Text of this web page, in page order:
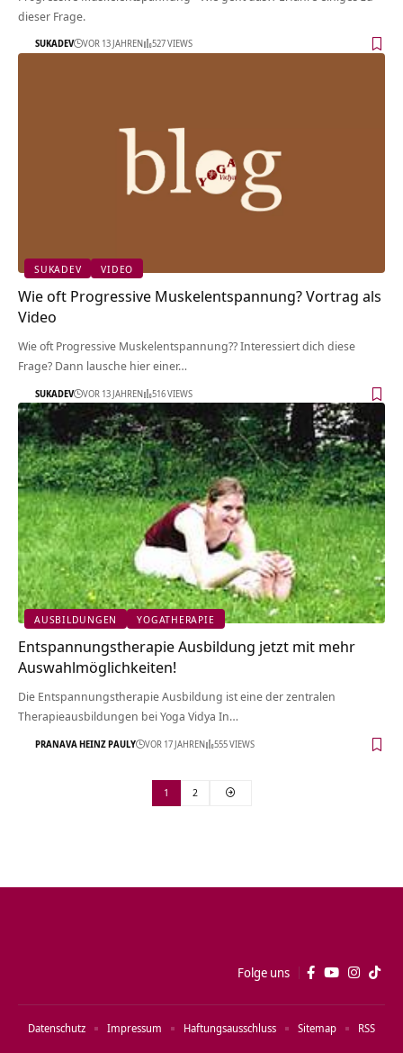
dieser Frage.
SUKADEV VOR 13 JAHREN 527 VIEWS
SUKADEV VIDEO
Wie oft Progressive Muskelentspannung? Vortrag als
Video
Wie oft Progressive Muskelentspannung?? Interessiert dich diese
Frage? Dann lausche hier einer…
SUKADEV VOR 13 JAHREN 516 VIEWS
AUSBILDUNGEN YOGATHERAPIE
Entspannungstherapie Ausbildung jetzt mit mehr
Auswahlmöglichkeiten!
Die Entspannungstherapie Ausbildung ist eine der zentralen
Therapieausbildungen bei Yoga Vidya In…
PRANAVA HEINZ PAULY VOR 17 JAHREN 555 VIEWS
1 2
Folge uns
Datenschutz Impressum Haftungsausschluss Sitemap RSS